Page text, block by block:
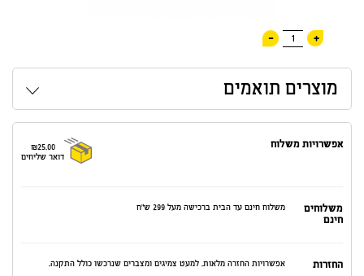
+
1
-
מוצרים תואמים
אפשרויות משלוח
₪25.00
דואר שליחים
משלוחים
חינם
משלוח חינם עד הבית ברכישה מעל 299 ש"ח
החזרות אפשרויות החזרה מלאות. למעט צמיגים ומצברים שנרכשו כולל התקנה.